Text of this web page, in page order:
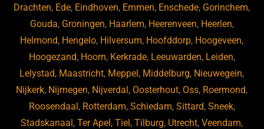
Drachten, Ede, Eindhoven, Emmen, Enschede, Gorinchem,
Gouda, Groningen, Haarlem, Heerenveen, Heerlen,
Helmond, Hengelo, Hilversum, Hoofddorp, Hoogeveen,
Hoogezand, Hoorn, Kerkrade, Leeuwarden, Leiden,
Lelystad, Maastricht, Meppel , Middelburg, Nieuwegein,
Nijkerk, Nijmegen, Nijverdal , Oosterhout, Oss, Roermond,
Roosendaal , Rotterdam, Schiedam, Sittard, Sneek,
Stadskanaal ,Ter Apel ,Tiel ,Tilburg, Utrecht,Veendam,